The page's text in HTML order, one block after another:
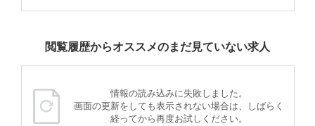
閲覧履歴からオススメのまだ見ていない求人
情報の読み込みに失敗しました。
画面の更新をしても表示されない場合は、しばらく
経ってから再度お試しください。